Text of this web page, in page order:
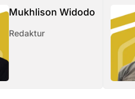
Mukhlison Widodo
Redaktur